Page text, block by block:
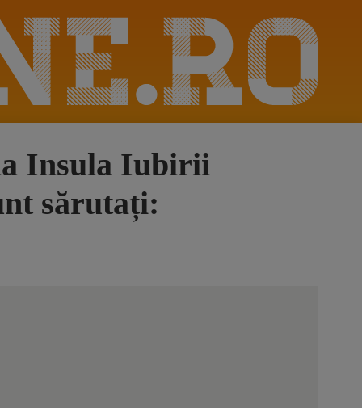
Insula Iubirii
sărutați: